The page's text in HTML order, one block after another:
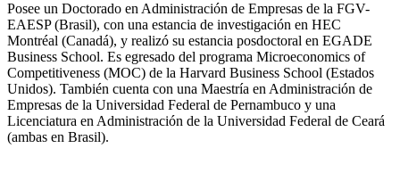
Posee un Doctorado en Administración de Empresas de la FGV-
EAESP (Brasil), con una estancia de investigación en HEC
Montréal (Canadá), y realizó su estancia posdoctoral en EGADE
Business School. Es egresado del programa Microeconomics of
Competitiveness (MOC) de la Harvard Business School (Estados
Unidos). También cuenta con una Maestría en Administración de
Empresas de la Universidad Federal de Pernambuco y una
Licenciatura en Administración de la Universidad Federal de Ceará
(ambas en Brasil).